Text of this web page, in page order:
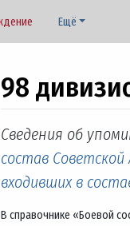
Ещё
98
Перейти к:навигация,поиск
Сведения об
состав Советской
входивших в
В справочнике «Боевой